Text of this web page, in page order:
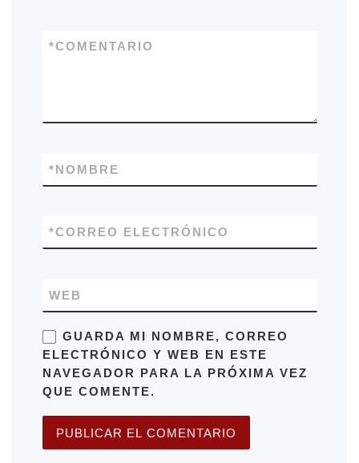
COMENTARIO
*
NOMBRE
*
CORREO ELECTRÓNICO
*
WEB
GUARDA MI NOMBRE, CORREO
ELECTRÓNICO Y WEB EN ESTE
NAVEGADOR PARA LA PRÓXIMA VEZ
QUE COMENTE.